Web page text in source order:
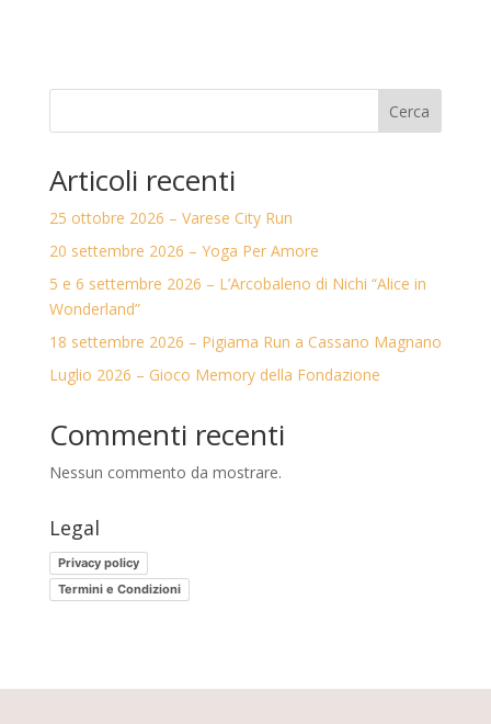
Cerca
Articoli recenti
25 ottobre 2026 – Varese City Run
20 settembre 2026 – Yoga Per Amore
5 e 6 settembre 2026 – L’Arcobaleno di Nichi “Alice in
Wonderland”
18 settembre 2026 – Pigiama Run a Cassano Magnano
Luglio 2026 – Gioco Memory della Fondazione
Commenti recenti
Nessun commento da mostrare.
Legal
Privacy policy
Termini e Condizioni